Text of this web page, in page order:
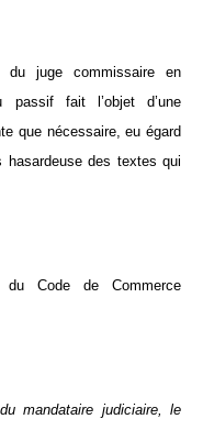
du juge commissaire en
passif fait l’objet d’une
que nécessaire, eu égard
des textes qui
du Code de Commerce
mandataire judiciaire, le